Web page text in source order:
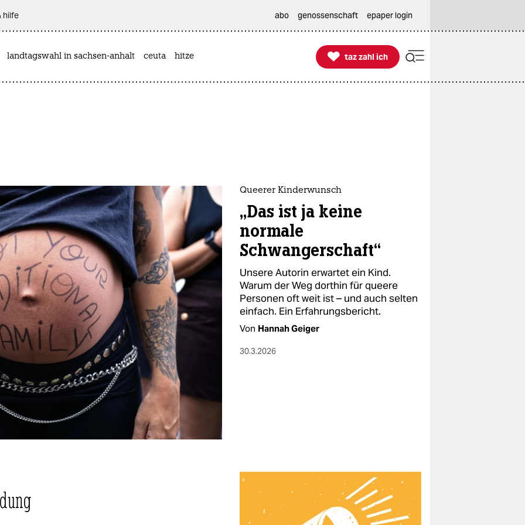
hilfe abo genossenschaft epaper login
landtagswahl in sachsen-anhalt ceuta hitze 
taz zahl ich
taz zahl ich
Queerer Kinderwunsch
„Das ist ja keine
normale
Schwangerschaft“
Unsere Autorin erwartet ein Kind.
Warum der Weg dorthin für queere
Personen oft weit ist – und auch selten
einfach. Ein Erfahrungsbericht.
Von Hannah Geiger
30.3.2026